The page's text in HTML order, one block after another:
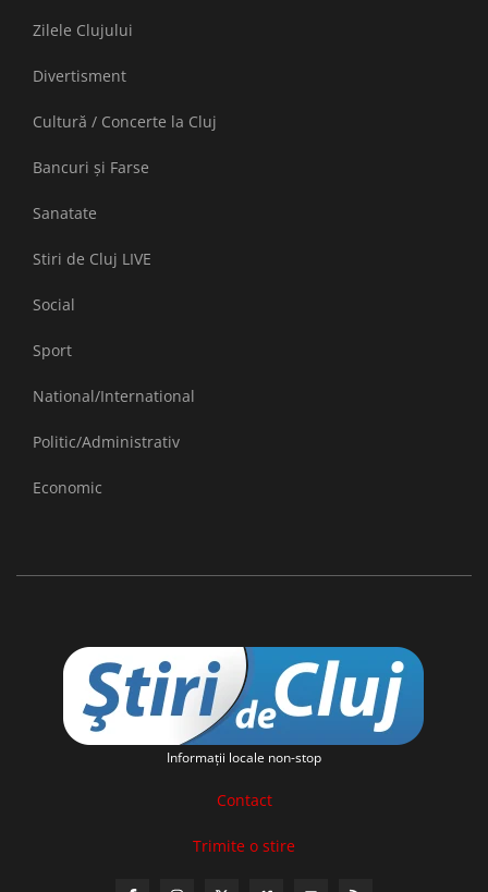
Zilele Clujului
Divertisment
Cultură / Concerte la Cluj
Bancuri și Farse
Sanatate
Stiri de Cluj LIVE
Social
Sport
National/International
Politic/Administrativ
Economic
Informaţii locale non-stop
Contact
Trimite o stire